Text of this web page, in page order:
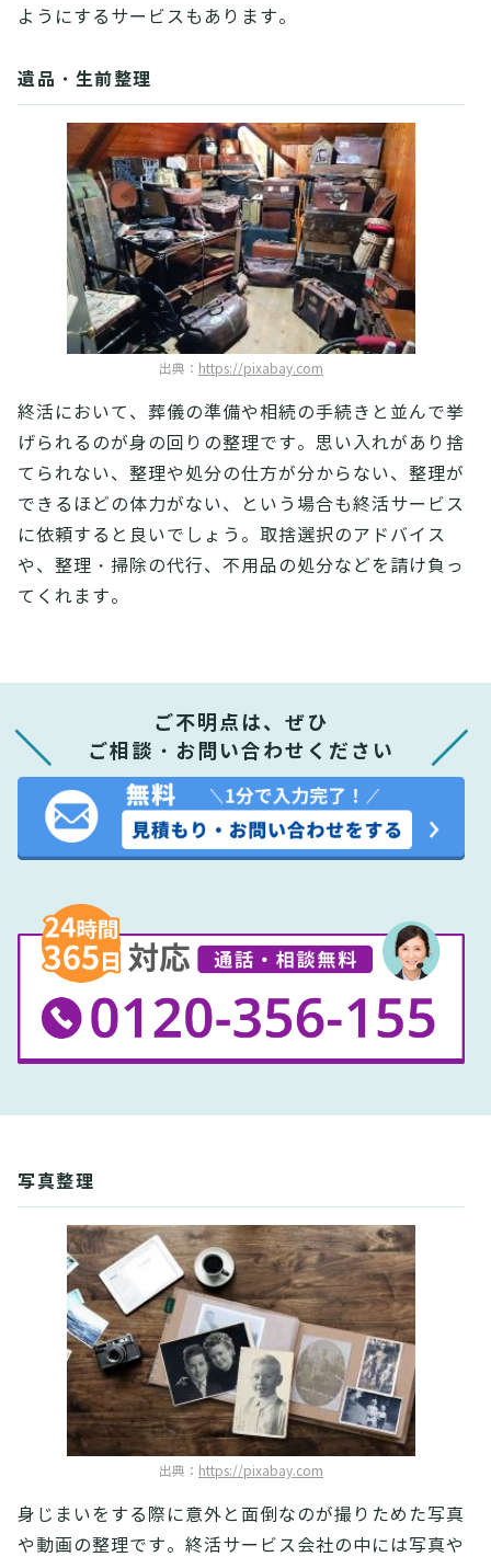
ようにするサービスもあります。
遺品・生前整理
出典： https://pixabay.com
終活において、葬儀の準備や相続の手続きと並んで挙
げられるのが身の回りの整理です。思い入れがあり捨
てられない、整理や処分の仕方が分からない、整理が
できるほどの体力がない、という場合も終活サービス
に依頼すると良いでしょう。取捨選択のアドバイス
や、整理・掃除の代行、不用品の処分などを請け負っ
てくれます。
ご不明点は、ぜひ
ご相談・お問い合わせください
写真整理
出典： https://pixabay.com
身じまいをする際に意外と面倒なのが撮りためた写真
や動画の整理です。終活サービス会社の中には写真や